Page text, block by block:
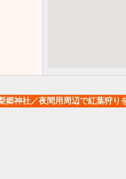
郷神社／夜間用周辺で紅葉狩り